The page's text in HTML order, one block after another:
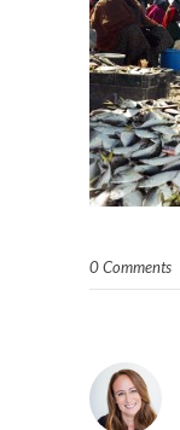
0 Comments